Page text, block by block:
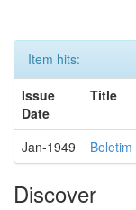
Item hits:
Issue
Date
Title
Jan-1949
Discover